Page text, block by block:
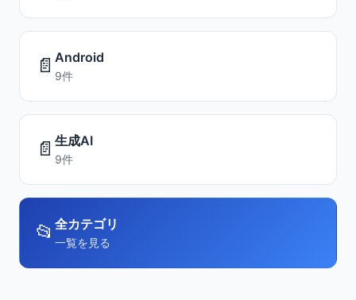
📄 Android
9件
📄 生成AI
9件
📂 全カテゴリ
一覧を見る